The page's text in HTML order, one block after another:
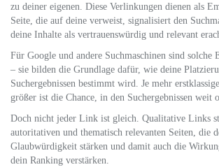
zu deiner eigenen. Diese Verlinkungen dienen als
Seite, die auf deine verweist, signalisiert den
deine Inhalte als vertrauenswürdig und relevant
Für Google und andere Suchmaschinen sind solche
– sie bilden die Grundlage dafür, wie deine
Suchergebnissen bestimmt wird. Je mehr
größer ist die Chance, in den Suchergebnissen weit
Doch nicht jeder Link ist gleich. Qualitative Links
autoritativen und thematisch relevanten Seiten, die
Glaubwürdigkeit stärken und damit auch die
dein Ranking verstärken.